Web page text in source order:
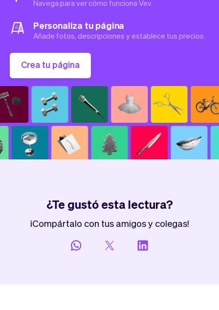
Navega para ver cómo funciona Vev.
Personaliza tu página
Añade fotos, descripciones y establece tus precios.
Crea tu página
¿Te gustó esta lectura?
¡Compártalo con tus amigos y colegas!